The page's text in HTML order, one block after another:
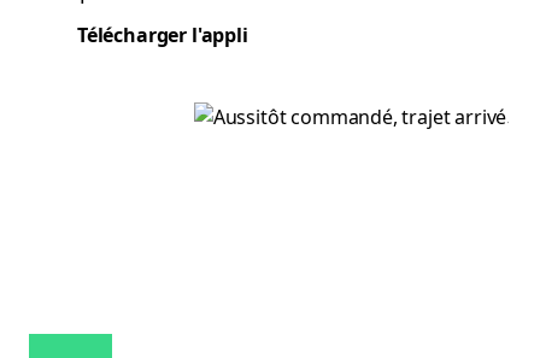
Télécharger l'appli